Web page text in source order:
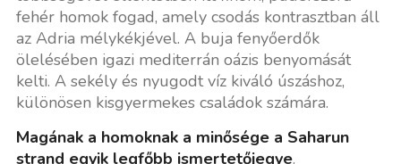
fehér homok fogad, amely csodás kontrasztban áll
az Adria mélykékjével. A buja fenyőerdők
ölelésében igazi mediterrán oázis benyomását
kelti. A sekély és nyugodt víz kiváló úszáshoz,
különösen kisgyermekes családok számára.
Magának a homoknak a minősége a Saharun
strand egyik legfőbb ismertetőjegye.